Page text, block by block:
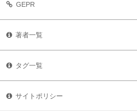
GEPR
著者一覧
タグ一覧
サイトポリシー